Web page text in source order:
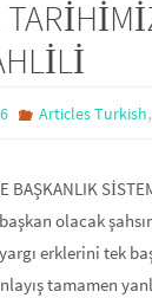
Articles Turkish,
BAŞKANLIK
olacak
erklerini tek
tamamen